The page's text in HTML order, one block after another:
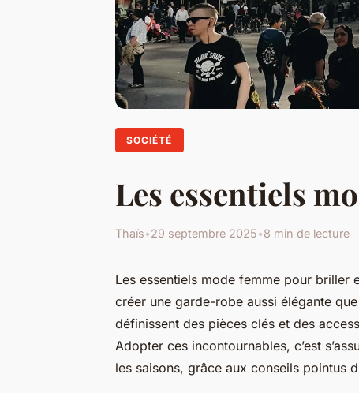
SOCIÉTÉ
Les essentiels
Thaïs•29 septembre 2025•8 min de lecture
Les essentiels mode femme pour
créer une garde-robe aussi élégante
définissent des pièces clés et des
Adopter ces incontournables, c’est
les saisons, grâce aux conseils pointus